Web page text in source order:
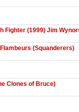
Fighter (1999) Jim
(Squanderers)
Clones of Bruce)